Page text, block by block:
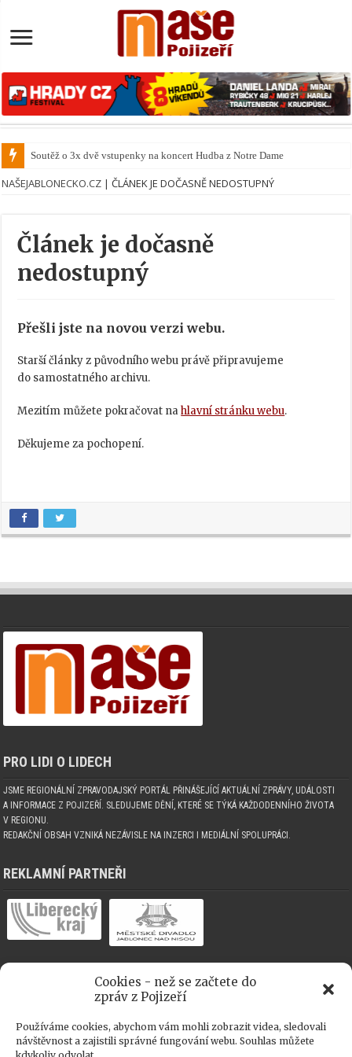
Cookies - než se začtete do
zpráv z Pojizeří
Používáme cookies, abychom vám mohli zobrazit videa, sledovali
návštěvnost a zajistili správné fungování webu. Souhlas můžete
Soutěž o 3x dvě vstupenky na koncert Hudba z Notre Dame
NAŠEJABLONECKO.CZ | ČLÁNEK JE DOČASNĚ NEDOSTUPNÝ
Článek je dočasně
nedostupný
Přešli jste na novou verzi webu.
Starší články z původního webu právě připravujeme
do samostatného archivu.
Mezitím můžete pokračovat nahlavní stránku webu.
Děkujeme za pochopení.
PRO LIDI O LIDECH
JSME REGIONÁLNÍ ZPRAVODAJSKÝ PORTÁL PŘINÁŠEJÍCÍ AKTUÁLNÍ ZPRÁVY, UDÁLOSTI
A INFORMACE Z POJIZEŘÍ. SLEDUJEME DĚNÍ, KTERÉ SE TÝKÁ KAŽDODENNÍHO ŽIVOTA
V REGIONU.
REDAKČNÍ OBSAH VZNIKÁ NEZÁVISLE NA INZERCI I MEDIÁLNÍ SPOLUPRÁCI.
REKLAMNÍ PARTNEŘI
MEDIÁLNÍ SPOLUPRÁCE